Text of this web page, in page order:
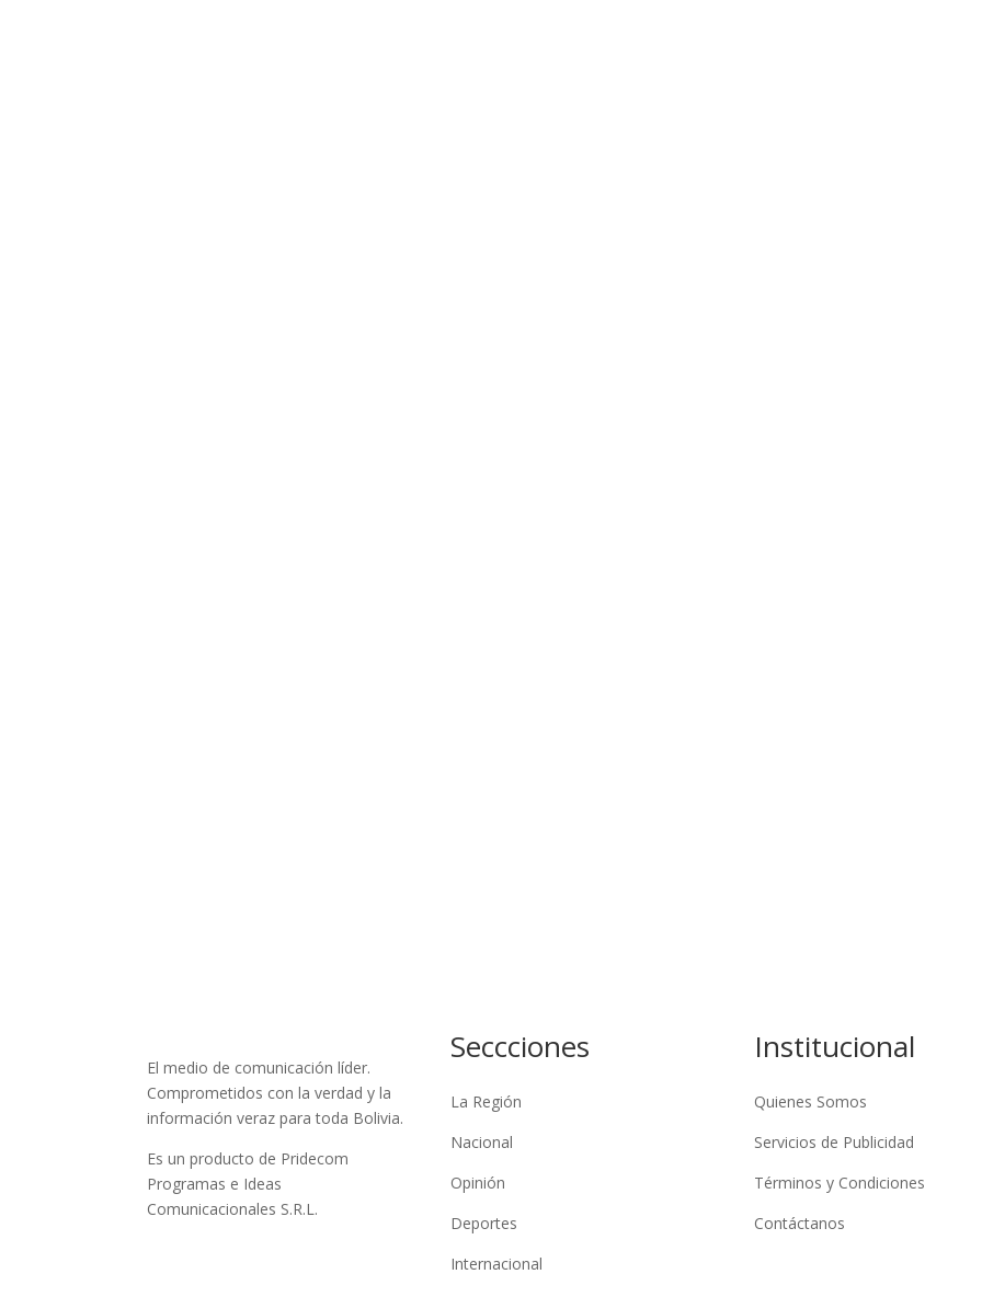
El medio de comunicación líder.
Comprometidos con la verdad y la
información veraz para toda Bolivia.
Es un producto de Pridecom
Programas e Ideas
Comunicacionales S.R.L.
Seccciones
La Región
Nacional
Opinión
Deportes
Internacional
Institucional
Quienes Somos
Servicios de Publicidad
Términos y Condiciones
Contáctanos